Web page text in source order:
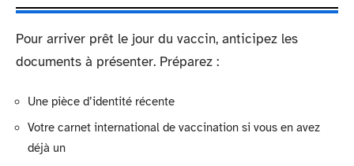
Pour arriver prêt le jour du vaccin, anticipez les
documents à présenter. Préparez :
Une pièce d’identité récente
Votre carnet international de vaccination si vous en avez
déjà un